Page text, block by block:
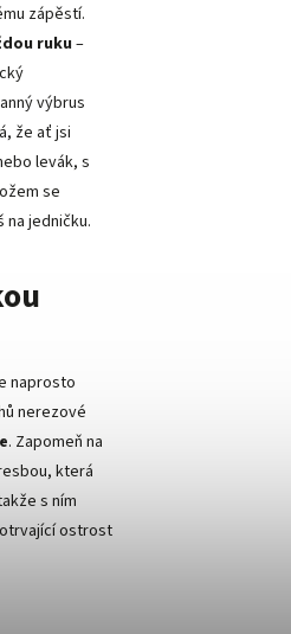
zápěstí.
ruku–
výbrus
že ať jsi
levák, s
se
jedničku.
naprosto
nerezové
. Zapomeň na
která
s ním
ostrost